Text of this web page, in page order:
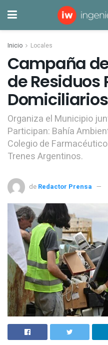
Inicio Locales
Campaña
de Residuos
Domiciliarios
Organiza el Municipio
Participan: Bahía
Colegio de
Trenes Argentinos.
de Redactor Prensa